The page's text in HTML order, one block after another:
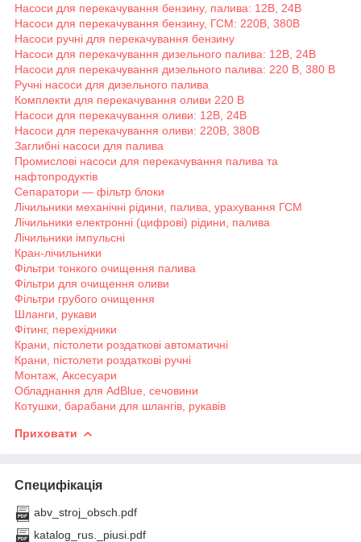
Насоси для перекачування бензину, палива: 12В, 24В
Насоси для перекачування бензину, ГСМ: 220В, 380В
Насоси ручні для перекачування бензину
Насоси для перекачування дизельного палива: 12В, 24В
Насоси для перекачування дизельного палива: 220 В, 380 В
Ручні насоси для дизельного палива
Комплекти для перекачування оливи 220 В
Насоси для перекачування оливи: 12В, 24В
Насоси для перекачування оливи: 220В, 380В
Заглибні насоси для палива
Промислові насоси для перекачування палива та
нафтопродуктів
Сепаратори — фільтр блоки
Лічильники механічні рідини, палива, урахування ГСМ
Лічильники електронні (цифрові) рідини, палива
Лічильники імпульсні
Кран-лічильники
Фільтри тонкого очищення палива
Фільтри для очищення оливи
Фільтри грубого очищення
Шланги, рукави
Фітинг, перехідники
Крани, пістолети роздаткові автоматичні
Крани, пістолети роздаткові ручні
Монтаж, Аксесуари
Обладнання для AdBlue, сечовини
Котушки, барабани для шлангів, рукавів
Приховати
Специфікація
abv_stroj_obsch.pdf
katalog_rus._piusi.pdf